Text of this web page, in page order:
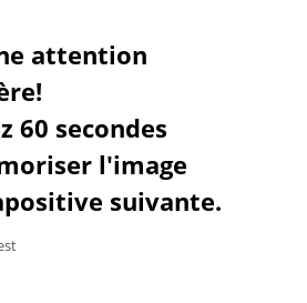
attention
60 secondes
l'image
suivante.